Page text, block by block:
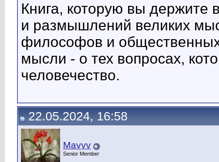
Книга, которую вы держите
и размышлений великих
философов и
мысли - о тех вопросах,
человечество.
22.05.2024, 16:58
Mavvv
Senior Member